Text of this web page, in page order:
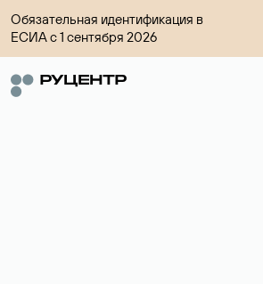
Обязательная идентификация в
ЕСИА с 1 сентября 2026